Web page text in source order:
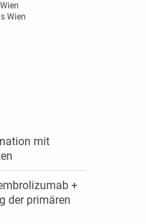
Wien
mit
+
der primären